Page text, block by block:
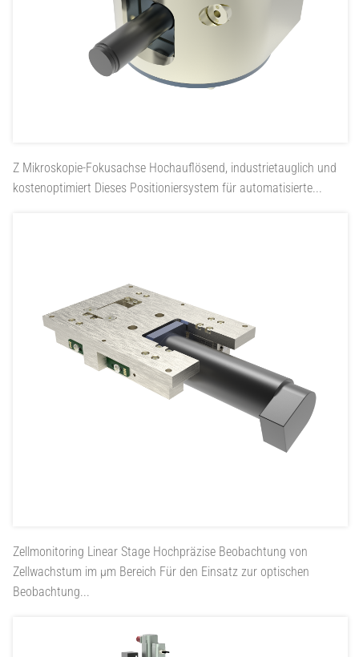
Z Mikroskopie-Fokusachse Hochauflösend, industrietauglich und
kostenoptimiert Dieses Positioniersystem für automatisierte...
Zellmonitoring Linear Stage Hochpräzise Beobachtung von
Zellwachstum im µm Bereich Für den Einsatz zur optischen
Beobachtung...